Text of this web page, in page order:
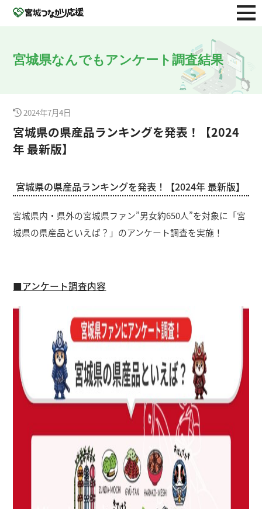
宮城県なんでもアンケート調査結果
2024年7月4日
宮城県の県産品ランキングを発表！【2024
年 最新版】
宮城県の県産品ランキングを発表！【2024年 最新版】
宮城県内・県外の宮城県ファン”男女約650人”を対象に「宮
城県の県産品といえば？」のアンケート調査を実施！
■アンケート調査内容